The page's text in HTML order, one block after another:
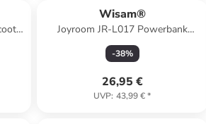
Wisam®
Joyroom JR-L017 Powerbank
10.000mAh 22,5W mit Kabel
-38%
26,95 €
UVP: 43,99 €*